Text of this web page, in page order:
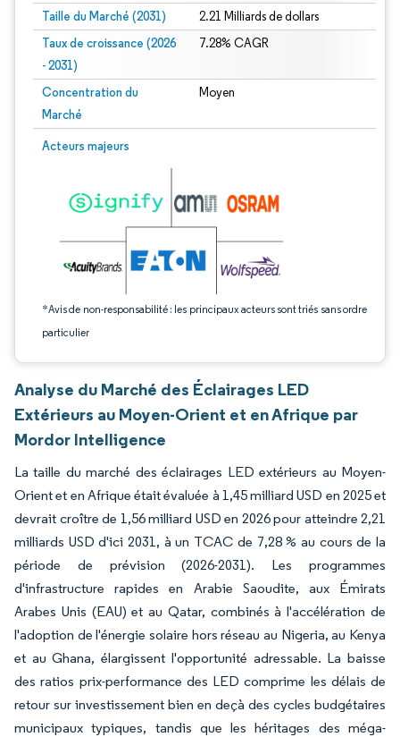
Taille du Marché (2031) 2.21 Milliards de dollars
Taux de croissance (2026
- 2031)
7.28% CAGR
Concentration du
Marché
Moyen
Acteurs majeurs
*Avis de non-responsabilité : les principaux acteurs sont triés sans ordre
particulier
Image © Mordor Intelligence. La réutilisation nécessite une attribution sous CC
Analyse du Marché des Éclairages LED
Extérieurs au Moyen-Orient et en Afrique par
Mordor Intelligence
La taille du marché des éclairages LED extérieurs au Moyen-
Orient et en Afrique était évaluée à 1,45 milliard USD en 2025 et
devrait croître de 1,56 milliard USD en 2026 pour atteindre 2,21
milliards USD d'ici 2031, à un TCAC de 7,28 % au cours de la
période de prévision (2026-2031). Les programmes
d'infrastructure rapides en Arabie Saoudite, aux Émirats
Arabes Unis (EAU) et au Qatar, combinés à l'accélération de
l'adoption de l'énergie solaire hors réseau au Nigeria, au Kenya
et au Ghana, élargissent l'opportunité adressable. La baisse
des ratios prix-performance des LED comprime les délais de
retour sur investissement bien en deçà des cycles budgétaires
municipaux typiques, tandis que les héritages des méga-